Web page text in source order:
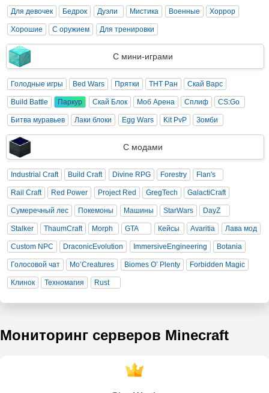
Для девочек Бедрок Дуэли Мистика Военные Хоррор
Хорошие С оружием Для тренировки
С мини-играми
Голодные игры Bed Wars Прятки ТНТ Ран Скай Варс
Build Battle Паркур Скай Блок Моб Арена Сплиф CS:Go
Битва муравьев Лаки блоки Egg Wars Kit PvP Зомби
С модами
Industrial Craft Build Craft Divine RPG Forestry Flan's
Rail Craft Red Power Project Red GregTech GalactiCraft
Сумеречный лес Покемоны Машины StarWars DayZ
Stalker ThaumCraft Morph GTA Кейсы Avaritia Лава мод
Custom NPC DraconicEvolution ImmersiveEngineering Botania
Голосовой чат Mo’Creatures Biomes O’ Plenty Forbidden Magic
Клинок Техномагия Rust
Мониторинг серверов Minecraft